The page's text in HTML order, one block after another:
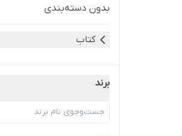
بدون دسته‌بندی
کتاب
برند